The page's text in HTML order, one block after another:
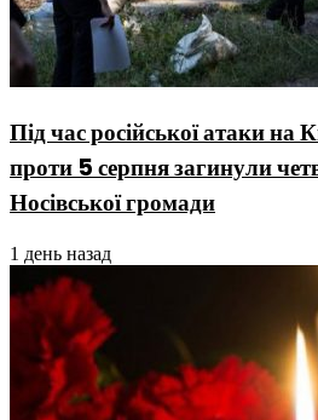
Під час російської атаки на
проти 5 серпня загинули
Носівської громади
1 день назад